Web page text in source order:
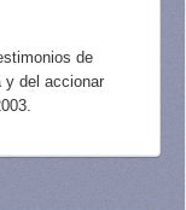
de
y del accionar